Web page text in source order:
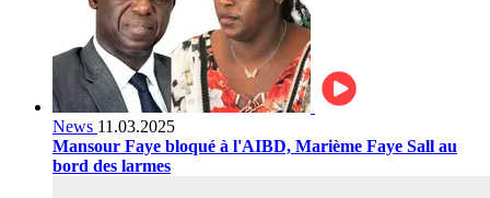
News 11.03.2025
Mansour Faye bloqué à l'AIBD, Marième Faye Sall au
bord des larmes